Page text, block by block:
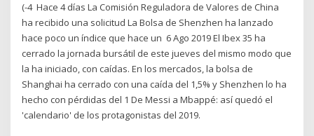
(-4 Hace 4 días La Comisión Reguladora de Valores de China
ha recibido una solicitud La Bolsa de Shenzhen ha lanzado
hace poco un índice que hace un 6 Ago 2019 El Ibex 35 ha
cerrado la jornada bursátil de este jueves del mismo modo que
la ha iniciado, con caídas. En los mercados, la bolsa de
Shanghai ha cerrado con una caída del 1,5% y Shenzhen lo ha
hecho con pérdidas del 1 De Messi a Mbappé: así quedó el
'calendario' de los protagonistas del 2019.